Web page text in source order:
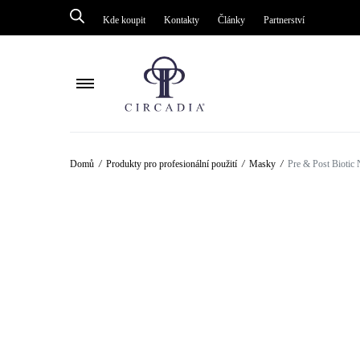
Kde koupit Kontakty Články Partnerství
Domů / Produkty pro profesionální použití / Masky / Pre & Post Biotic